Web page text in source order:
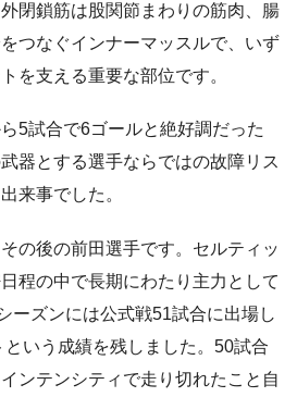
閉鎖筋は股関節まわりの筋肉、腸
つなぐインナーマッスルで、いず
を支える重要な部位です。
5試合で6ゴールと絶好調だった
器とする選手ならではの故障リス
来事でした。
の後の前田選手です。セルティッ
程の中で長期にわたり主力として
ーズンには公式戦51試合に出場し
いう成績を残しました。50試合
ンテンシティで走り切れたこと自